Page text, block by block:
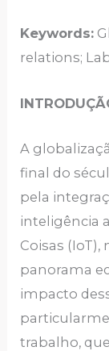
Keywords:
relations;
A
final do
pela
inteligência
Coisas
panorama
impacto
trabalho,